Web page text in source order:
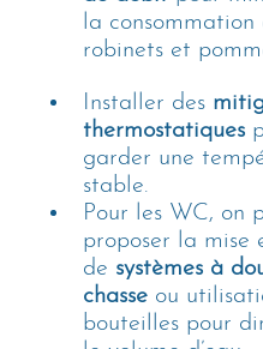
la consommation
robinets et
Installer des
thermostatiques
garder une
stable.
Pour les WC, on
proposer la mise
de systèmes à
chasse ou
bouteilles pour